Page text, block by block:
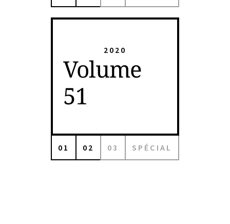
2020
Volume
51
01 02 03 SPÉCIAL